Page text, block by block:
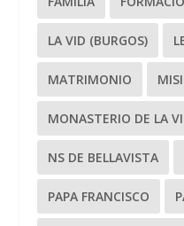
LA VID (BURGOS)
MATRIMONIO
MONASTERIO DE LA
NS DE BELLAVISTA
PAPA FRANCISCO